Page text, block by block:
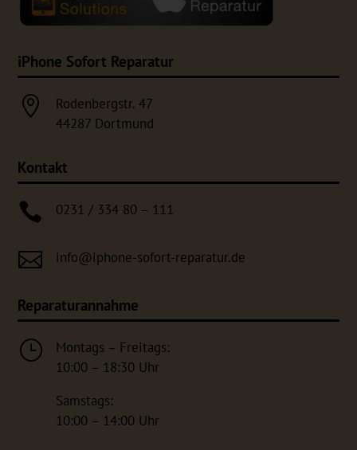
iPhone Sofort Reparatur

Rodenbergstr. 47
44287 Dortmund
Kontakt
 0231 / 334 80 – 111
 info@iphone-sofort-reparatur.de
Reparaturannahme
}
Montags – Freitags:
10:00 – 18:30 Uhr
Samstags:
10:00 – 14:00 Uhr